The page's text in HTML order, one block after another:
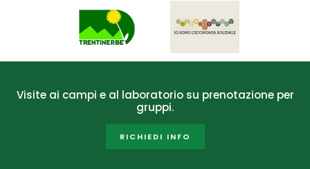
Visite ai campi e al laboratorio su prenotazione per
gruppi.
RICHIEDI INFO